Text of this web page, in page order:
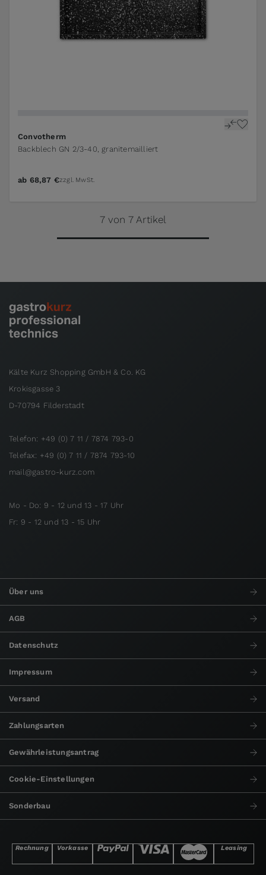
Convotherm
Backblech GN 2/3-40, granitemailliert
ab 68,87 €zzgl. MwSt.
7 von 7 Artikel
Kälte Kurz Shopping GmbH & Co. KG
Krokisgasse 3
D-70794 Filderstadt
Telefon: +49 (0) 7 11 / 7874 793-0
Telefax: +49 (0) 7 11 / 7874 793-10
mail@gastro-kurz.com
Mo - Do: 9 - 12 und 13 - 17 Uhr
Fr: 9 - 12 und 13 - 15 Uhr
Über uns
AGB
Datenschutz
Impressum
Versand
Zahlungsarten
Gewährleistungsantrag
Cookie-Einstellungen
Sonderbau
Rechnung Vorkasse Leasing